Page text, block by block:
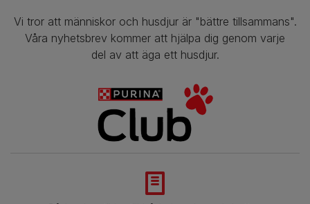
Vi tror att människor och husdjur är "bättre tillsammans".
Våra nyhetsbrev kommer att hjälpa dig genom varje
del av att äga ett husdjur.